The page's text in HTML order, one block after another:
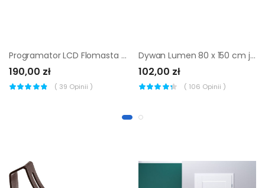
Programator LCD Flomasta bezprzewodowy
190,00 zł
( 39 Opinii )
Dywan Lumen 80 x 150 cm jasnoszary
102,00 zł
( 106 Opinii )